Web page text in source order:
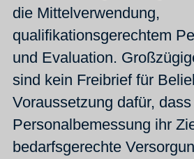
die Mittelverwendung,
qualifikationsgerechtem
und Evaluation.
sind kein Freibrief für
Voraussetzung dafür,
Personalbemessung ihr
bedarfsgerechte